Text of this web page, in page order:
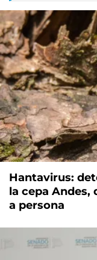
Hantavirus:
la cepa Andes,
a persona